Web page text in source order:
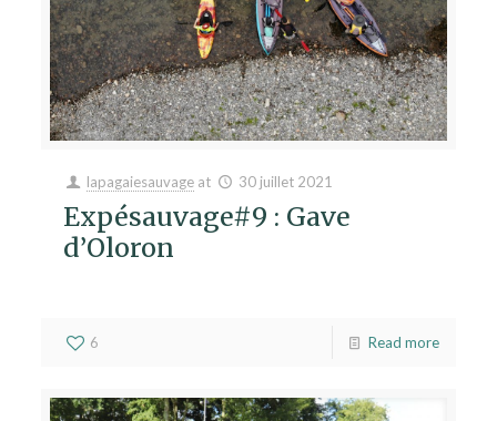
lapagaiesauvage at 30 juillet 2021
Expésauvage#9 : Gave
d’Oloron
6 Read more